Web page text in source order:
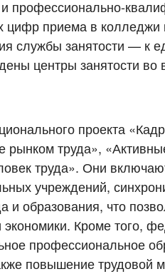
профессионально-
цифр приема в колледжи
службы занятости — к
центры занятости
проекта
рынком труда»,
труда». Они
учреждений,
и образования, что
экономики. Кроме того,
профессиональное
повышение трудовой